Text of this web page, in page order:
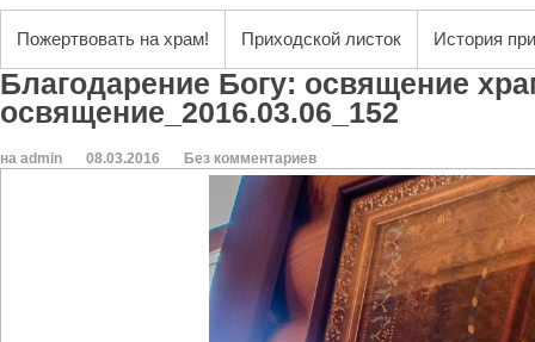
Пожертвовать на храм! Приходской листок История
Благодарение Богу: освящение
освящение_2016.03.06_152
на admin 08.03.2016 Без комментариев